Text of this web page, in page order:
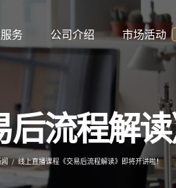
务 公司介绍 市场活动
流程解读
/ 线上直播课程《交易后流程解读》即将开讲啦！